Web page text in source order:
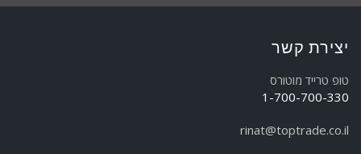
יצירת קשר
טופ טרייד מוטורס
1-700-700-330
rinat@toptrade.co.il